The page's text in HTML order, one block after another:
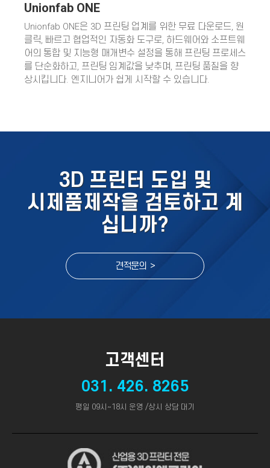
Unionfab ONE
Unionfab ONE은 3D 프린팅 업계를 위한 무료 다운로드, 원
클릭, 빠르고 협업적인 자동화 도구로, 하드웨어와 소프트웨
어의 통합 및 지능형 매개변수 설정을 통해 프린팅 프로세스
를 단순화하고, 프린팅 임계값을 낮추며, 프린팅 품질을 향
상시킵니다. 엔지니어가 쉽게 시작할 수 있습니다.
3D 프린터 도입 및
시제품제작을 검토하고 계
십니까?
견적문의 >
고객센터
031. 426. 8265
평일 09시~18시 운영 /상시 상담 대기